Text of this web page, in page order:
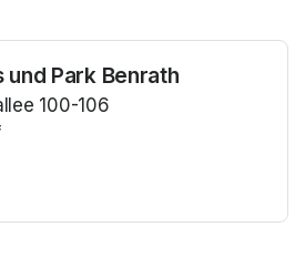
Park Benrath
100-106